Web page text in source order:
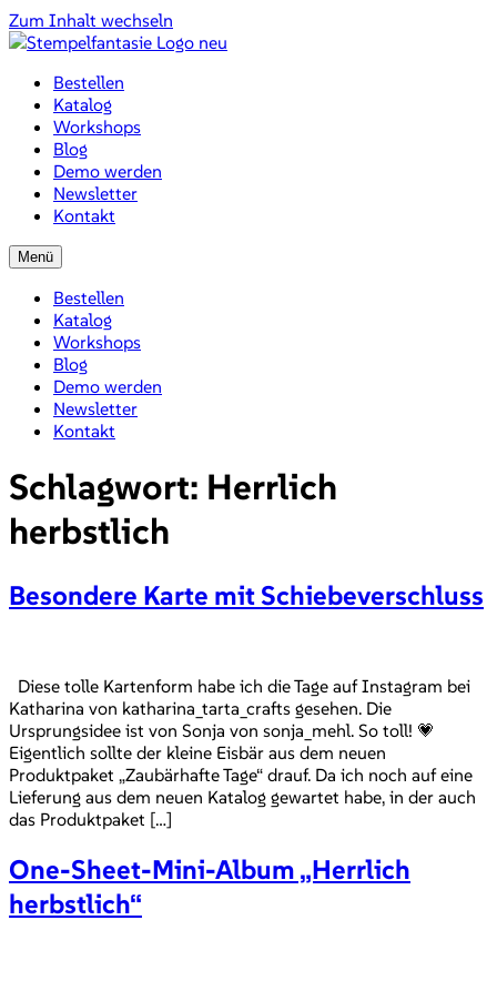
Zum Inhalt wechseln
Bestellen
Katalog
Workshops
Blog
Demo werden
Newsletter
Kontakt
Menü
Bestellen
Katalog
Workshops
Blog
Demo werden
Newsletter
Kontakt
Schlagwort: Herrlich
herbstlich
Besondere Karte mit Schiebeverschluss
Diese tolle Kartenform habe ich die Tage auf Instagram bei
Katharina von katharina_tarta_crafts gesehen. Die
Ursprungsidee ist von Sonja von sonja_mehl. So toll! 💗
Eigentlich sollte der kleine Eisbär aus dem neuen
Produktpaket „Zaubärhafte Tage“ drauf. Da ich noch auf eine
Lieferung aus dem neuen Katalog gewartet habe, in der auch
das Produktpaket […]
One-Sheet-Mini-Album „Herrlich
herbstlich“